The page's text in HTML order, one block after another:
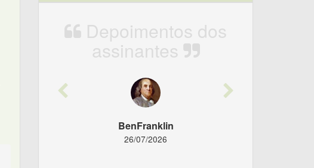
Depoimentos dos
assinantes
Previous
BenFranklin
26/07/2026